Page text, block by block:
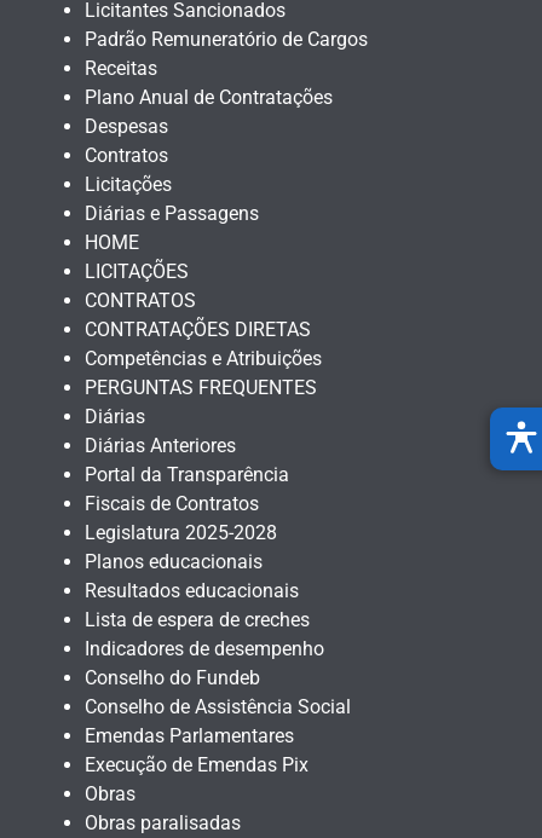
Licitantes Sancionados
Padrão Remuneratório de Cargos
Receitas
Plano Anual de Contratações
Despesas
Contratos
Licitações
Diárias e Passagens
HOME
LICITAÇÕES
CONTRATOS
CONTRATAÇÕES DIRETAS
Competências e Atribuições
PERGUNTAS FREQUENTES
Diárias
Diárias Anteriores
Portal da Transparência
Fiscais de Contratos
Legislatura 2025-2028
Planos educacionais
Resultados educacionais
Lista de espera de creches
Indicadores de desempenho
Conselho do Fundeb
Conselho de Assistência Social
Emendas Parlamentares
Execução de Emendas Pix
Obras
Obras paralisadas